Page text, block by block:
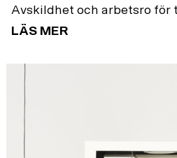
Avskildhet och arbetsro för
LÄS MER